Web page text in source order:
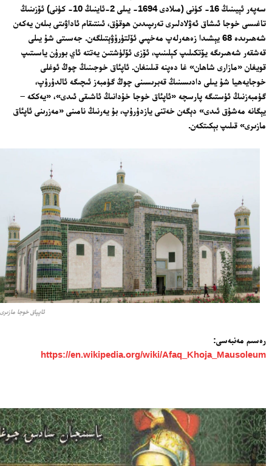
سەپەر ئېيىنىڭ 16- كۈنى (مىلادى 1694- يىلى 2-ئاينىڭ 10- كۈنى) ئۆزىنىڭ
تاغىسى خوجا ئىشاق ئەۋلادلىرى تەرىپىدىن ھوقۇق، ئىنتىقام ئاداۋىتى بىلەن يەكەن
شەھىرىدە 68 يېشىدا زەھەرلەپ مەخپىي ئۆلتۈرۈۋېتىلگەن. جەسىتى شۇ يىلى
قەشقەر شەھىرىگە يۆتكىلىپ كېلىنىپ، ئۆزى ئۆلۈشتىن يەتتە ئاي بورۇن ياسىتىپ
قويغان «مازارى شاھان» غا دەپنە قىلىنغان. ئاپئاق خوجىنىڭ چوڭ ئوغلى
خوجايەھيا شۇ يىلى دادىسىنىڭ قەبرىسىنى چوڭ گۈمبەز ئىچىگە ئالدۇرۇپ،
گۈمبەزنىڭ ئۈستىگە پارسچە «ئاپئاق خوجا خۇدانىڭ ئاشىقى ئىدى»، «يەككە –
يېگانە مەشۇق ئىدى» دېگەن خەتنى يازدۇرۇپ، بۇ يەرنىڭ نامىنى «مەزرىنى ئاپئاق
مازىرى» قىلىپ بېكىتكەن.
ئاپپاق خوجا مازىرى
رەسىم مەنبەسى:
https://en.wikipedia.org/wiki/Afaq_Khoja_Mausoleum